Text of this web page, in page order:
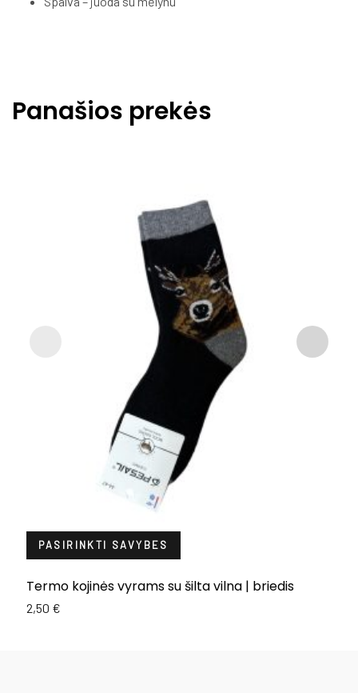
Panašios prekės
PASIRINKTI SAVYBES
Termo kojinės vyrams su šilta vilna | briedis
2,50 €